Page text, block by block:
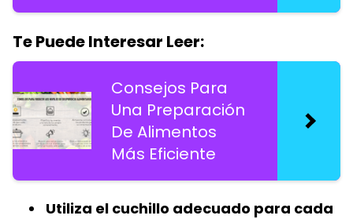
Te Puede Interesar Leer:
Consejos Para
Una Preparación
De Alimentos
Más Eficiente
Utiliza el cuchillo adecuado para cada